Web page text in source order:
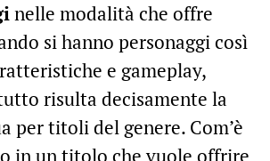
nelle modalità che offre
si hanno personaggi così
e gameplay,
risulta decisamente la
per titoli del genere. Com’è
in un titolo che vuole offrire